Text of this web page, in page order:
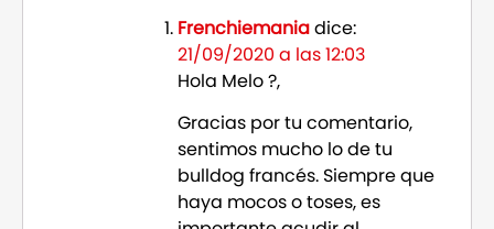
Frenchiemaniadice:
21/09/2020 a las 12:03
Hola Melo ?,
Gracias por tu comentario,
sentimos mucho lo de tu
bulldog francés. Siempre que
haya mocos o toses, es